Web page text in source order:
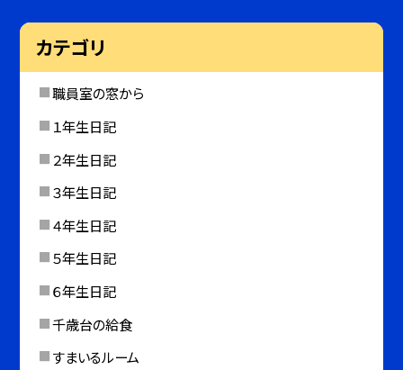
カテゴリ
職員室の窓から
１年生日記
２年生日記
３年生日記
４年生日記
５年生日記
６年生日記
千歳台の給食
すまいるルーム